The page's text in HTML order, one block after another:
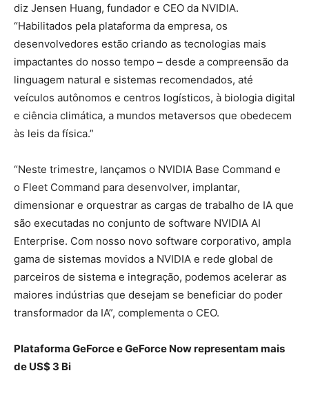
diz Jensen Huang, fundador e CEO da NVIDIA.
“Habilitados pela plataforma da empresa, os
desenvolvedores estão criando as tecnologias mais
impactantes do nosso tempo – desde a compreensão da
linguagem natural e sistemas recomendados, até
veículos autônomos e centros logísticos, à biologia digital
e ciência climática, a mundos metaversos que obedecem
às leis da física.”
“Neste trimestre, lançamos o NVIDIA Base Command e
o Fleet Command para desenvolver, implantar,
dimensionar e orquestrar as cargas de trabalho de IA que
são executadas no conjunto de software NVIDIA AI
Enterprise. Com nosso novo software corporativo, ampla
gama de sistemas movidos a NVIDIA e rede global de
parceiros de sistema e integração, podemos acelerar as
maiores indústrias que desejam se beneficiar do poder
transformador da IA”, complementa o CEO.
Plataforma GeForce e GeForce Now representam mais
de US$ 3 Bi